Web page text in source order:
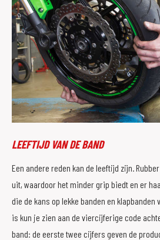
LEEFTIJD VAN DE BAND
Een andere reden kan de leeftijd zijn.
uit, waardoor het minder grip biedt en er
die de kans op lekke banden en klapbanden
is kun je zien aan de viercijferige code
band: de eerste twee cijfers geven de